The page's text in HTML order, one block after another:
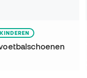
KINDEREN